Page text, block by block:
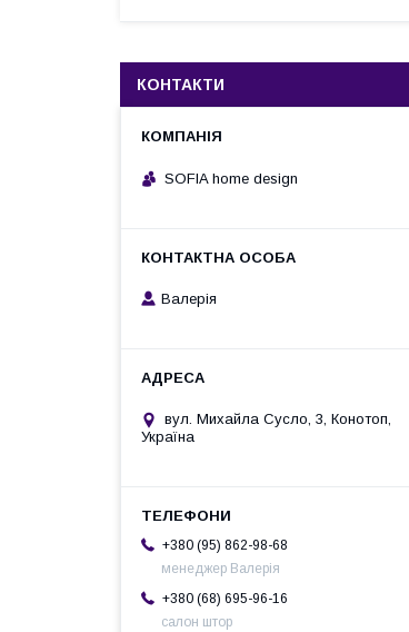
КОНТАКТИ
SOFIA home design
Валерія
вул. Михайла Сусло, 3, Конотоп,
Україна
+380 (95) 862-98-68
менеджер Валерія
+380 (68) 695-96-16
салон штор